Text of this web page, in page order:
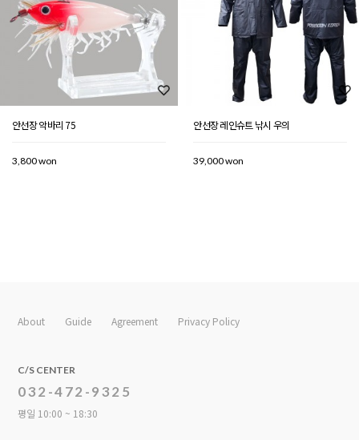
안선장 악바리 75
3,800 won
안선장 레인슈트 낚시 우의
39,000 won
About Guide Agreement Privacy Policy
C/S CENTER
032-472-9325
평일 10:00 ~ 18:30